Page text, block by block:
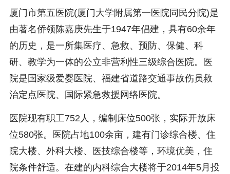
厦门市第五医院(厦门大学附属第一医院同民分院)是
由著名侨领陈嘉庚先生于1947年倡建，具有60余年
的历史，是一所集医疗、急救、预防、保健、科
研、教学为一体的公立非营利性三级综合医院。医
院是国家级爱婴医院、福建省道路交通事故伤员救
治定点医院、国际紧急救援网络医院。
医院现有职工752人，编制床位500张，实际开放床
位580张。医院占地100余亩，建有门诊综合楼、住
院大楼、外科大楼、医技综合楼等，环境优美，住
院条件舒适。在建的内科综合大楼将于2014年5月投